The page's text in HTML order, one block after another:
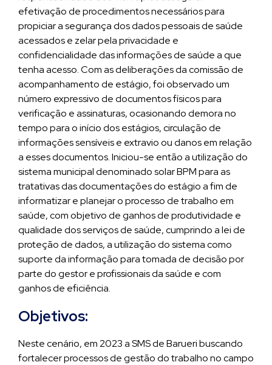
efetivação de procedimentos necessários para
propiciar a segurança dos dados pessoais de saúde
acessados e zelar pela privacidade e
confidencialidade das informações de saúde a que
tenha acesso. Com as deliberações da comissão de
acompanhamento de estágio, foi observado um
número expressivo de documentos físicos para
verificação e assinaturas, ocasionando demora no
tempo para o início dos estágios, circulação de
informações sensíveis e extravio ou danos em relação
a esses documentos. Iniciou-se então a utilização do
sistema municipal denominado solar BPM para as
tratativas das documentações do estágio a fim de
informatizar e planejar o processo de trabalho em
saúde, com objetivo de ganhos de produtividade e
qualidade dos serviços de saúde, cumprindo a lei de
proteção de dados, a utilização do sistema como
suporte da informação para tomada de decisão por
parte do gestor e profissionais da saúde e com
ganhos de eficiência.
Objetivos:
Neste cenário, em 2023 a SMS de Barueri buscando
fortalecer processos de gestão do trabalho no campo